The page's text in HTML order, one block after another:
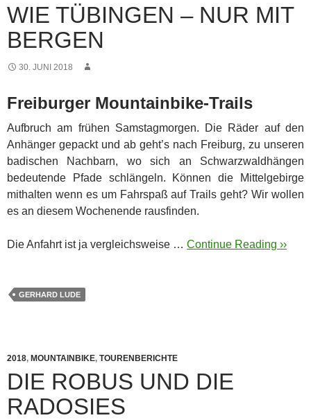
WIE TÜBINGEN – NUR MIT
BERGEN
30. JUNI 2018
Freiburger Mountainbike-Trails
Aufbruch am frühen Samstagmorgen. Die Räder auf den
Anhänger gepackt und ab geht’s nach Freiburg, zu unseren
badischen Nachbarn, wo sich an Schwarzwaldhängen
bedeutende Pfade schlängeln. Können die Mittelgebirge
mithalten wenn es um Fahrspaß auf Trails geht? Wir wollen
es an diesem Wochenende rausfinden.
Die Anfahrt ist ja vergleichsweise … Continue Reading ››
GERHARD LUDE
2018, MOUNTAINBIKE, TOURENBERICHTE
DIE ROBUS UND DIE
RADOSIES